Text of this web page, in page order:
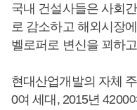
국내 건설사들은 사회
로 감소하고 해외시장
벨로퍼로 변신을 꾀하
현대산업개발의 자체
0여 세대, 2015년 4200